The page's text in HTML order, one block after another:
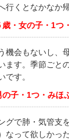
くとなかなか
歳・女の子・1つ
機会もないし、
ます。季節ごと
す。
の子・1つ・みほ
グで肺・気管支
って欲しかっ